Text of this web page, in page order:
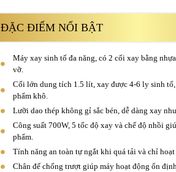
ĐẶC ĐIỂM NỔI BẬT
Máy xay sinh tố đa năng, có 2 cối xay bằng
vỡ.
Cối lớn dung tích 1.5 lít, xay được 4-6 ly sinh
phẩm khô.
Lưỡi dao thép không gỉ sắc bén, dễ dàng xay
Công suất 700W, 5 tốc độ xay và chế độ nhồi
phẩm.
Tính năng an toàn tự ngắt khi quá tải và chỉ
Chân đế chống trượt giúp máy hoạt động ổn